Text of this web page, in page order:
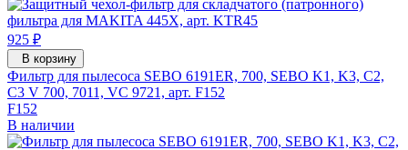
925 ₽
В корзину
Фильтр для пылесоса SEBO 6191ER, 700, SEBO K1, K3, C2,
C3 V 700, 7011, VC 9721, арт. F152
F152
В наличии